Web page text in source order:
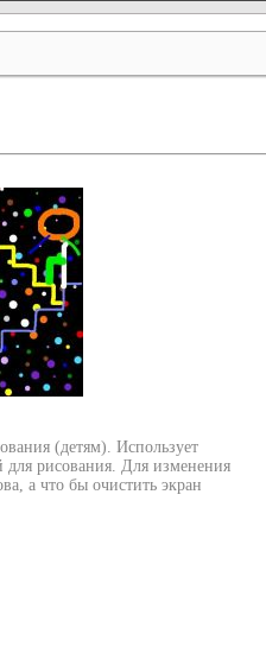
(детям). Использует
для рисования. Для изменения
а что бы очистить экран